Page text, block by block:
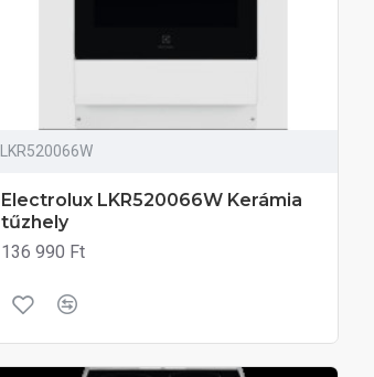
LKR520066W
Electrolux LKR520066W Kerámia
tűzhely
136 990 Ft